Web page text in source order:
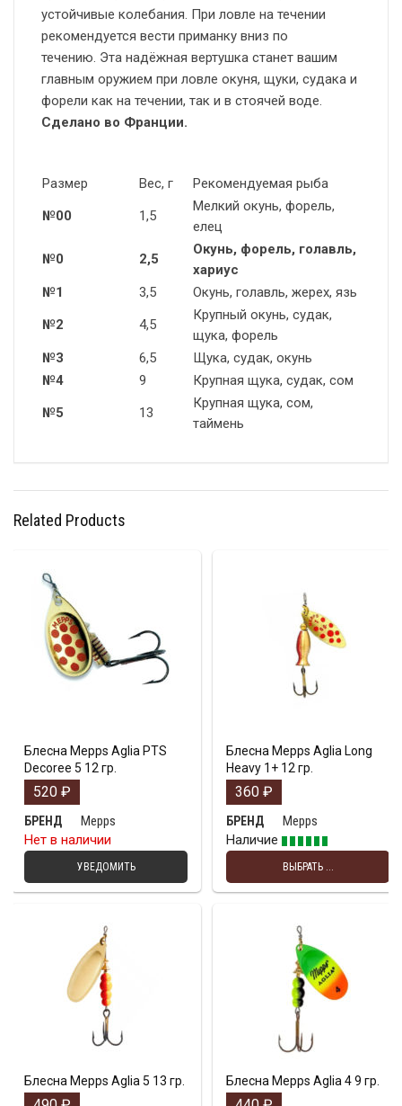
устойчивые колебания. При ловле на течении
рекомендуется вести приманку вниз по
течению. Эта надёжная вертушка станет вашим
главным оружием при ловле окуня, щуки, судака и
форели как на течении, так и в стоячей воде.
Сделано во Франции.
Размер Вес, г
Рекомендуемая рыба
№00
1,5
Мелкий окунь, форель,
елец
№0
2,5
Окунь, форель, голавль,
хариус
№1
3,5
Окунь, голавль, жерех, язь
№2
4,5
Крупный окунь, судак,
щука, форель
№3
6,5
Щука, судак, окунь
№4
9
Крупная щука, судак, сом
№5
13
Крупная щука, сом,
таймень
Related Products
Блесна Mepps Aglia PTS
Decoree 5 12 гр.
520 ₽
БРЕНД
Mepps
Нет в наличии
УВЕДОМИТЬ
Блесна Mepps Aglia Long
Heavy 1+ 12 гр.
360 ₽
БРЕНД
Mepps
Наличие
ВЫБРАТЬ ...
Блесна Mepps Aglia 5 13 гр. Блесна Mepps Aglia 4 9 гр.